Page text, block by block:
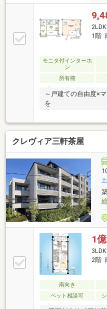
1階
モニタ付インターホ
ン
所有権
～戸建ての自由度×
を 兼ね備え
不在時の宅配ロッカ
有り）■収納が豊富
様・設備≫■オール電
浄水器■ビックサイ
乾燥機■下階に配慮
モニターインターホ
クレヴィア三軒茶屋
1
2階
南向き
ペット相談可